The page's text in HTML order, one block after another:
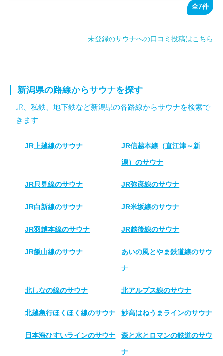
全7件
未登録のサウナへの口コミ投稿はこちら
新潟県の路線からサウナを探す
JR、私鉄、地下鉄など新潟県の各路線からサウナを検索で
きます
JR上越線のサウナ JR信越本線（直江津～新
潟）のサウナ
JR只見線のサウナ JR弥彦線のサウナ
JR白新線のサウナ JR米坂線のサウナ
JR羽越本線のサウナ JR越後線のサウナ
JR飯山線のサウナ あいの風とやま鉄道線のサウ
ナ
北しなの線のサウナ 北アルプス線のサウナ
北越急行ほくほく線のサウナ 妙高はねうまラインのサウナ
日本海ひすいラインのサウナ 森と水とロマンの鉄道のサウ
ナ